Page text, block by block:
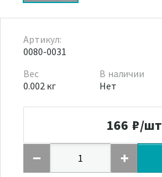
Артикул:
0080-0031
Вес
0.002 кг
В наличии
Нет
166 ₽/шт